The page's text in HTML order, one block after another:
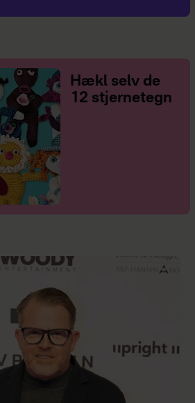
Hækl selv de
12 stjernetegn